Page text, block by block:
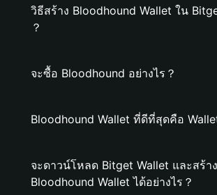
วิธีสร้าง Bloodhound Wallet ใน
？
จะซื้อ Bloodhound อย่างไร？
Bloodhound Wallet ที่ดีที่สุดคือ
จะดาวน์โหลด Bitget Wallet และสร้าง
Bloodhound Wallet ได้อย่างไร？